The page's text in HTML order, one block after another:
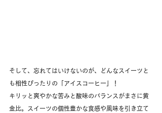
そして、忘れてはいけないのが、どんなスイーツと
も相性ぴったりの「アイスコーヒー」！
キリッと爽やかな苦みと酸味のバランスがまさに黄
金比。スイーツの個性豊かな食感や風味を引き立て